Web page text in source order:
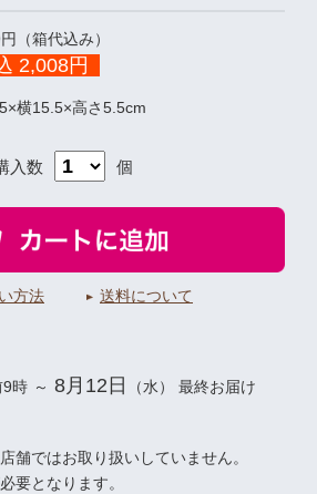
（箱代込み）
2,008円
横15.5×高さ5.5cm
入数 個
方法 送料について
9時 ～ 8月12日
（水） 最終お届け
舗ではお取り扱いしていません。
要となります。